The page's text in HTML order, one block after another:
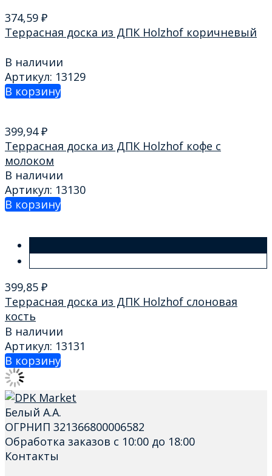
374,59 ₽
Террасная доска из ДПК Holzhof коричневый
В наличии
Артикул: 13129
В корзину
399,94₽
Террасная доска из ДПК Holzhof кофе с
молоком
В наличии
Артикул: 13130
В корзину
399,85 ₽
Террасная доска из ДПК Holzhof слоновая
кость
В наличии
Артикул: 13131
В корзину
Белый А.А.
ОГРНИП 321366800006582
Обработка заказов с 10:00 до 18:00
Контакты